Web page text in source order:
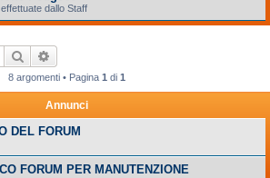
dallo Staff
Cerca
8 argomenti • Pagina 1 di 1
Annunci
DEL FORUM
FORUM PER MANUTENZIONE